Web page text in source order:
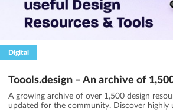
Digital
A growing archive of over 1,500 design
updated for the community. Discover highly